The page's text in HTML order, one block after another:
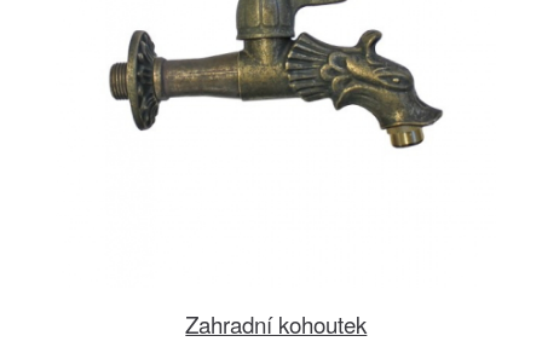
Zahradní kohoutek